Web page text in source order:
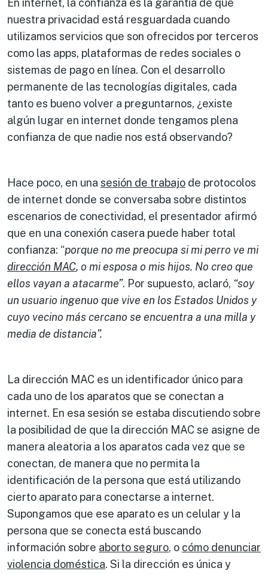
En internet, la confianza es la garantía de que
nuestra privacidad está resguardada cuando
utilizamos servicios que son ofrecidos por terceros
como las apps, plataformas de redes sociales o
sistemas de pago en línea. Con el desarrollo
permanente de las tecnologías digitales, cada
tanto es bueno volver a preguntarnos, ¿existe
algún lugar en internet donde tengamos plena
confianza de que nadie nos está observando?
Hace poco, en una sesión de trabajo de protocolos
de internet donde se conversaba sobre distintos
escenarios de conectividad, el presentador afirmó
que en una conexión casera puede haber total
confianza: “porque no me preocupa si mi perro ve mi
dirección MAC, o mi esposa o mis hijos. No creo que
ellos vayan a atacarme”. Por supuesto, aclaró, “soy
un usuario ingenuo que vive en los Estados Unidos y
cuyo vecino más cercano se encuentra a una milla y
media de distancia”.
La dirección MAC es un identificador único para
cada uno de los aparatos que se conectan a
internet. En esa sesión se estaba discutiendo sobre
la posibilidad de que la dirección MAC se asigne de
manera aleatoria a los aparatos cada vez que se
conectan, de manera que no permita la
identificación de la persona que está utilizando
cierto aparato para conectarse a internet.
Supongamos que ese aparato es un celular y la
persona que se conecta está buscando
información sobre aborto seguro, o cómo denunciar
violencia doméstica. Si la dirección es única y